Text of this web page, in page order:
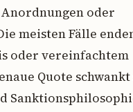
oder
meisten Fälle
oder vereinfachtem
Quote